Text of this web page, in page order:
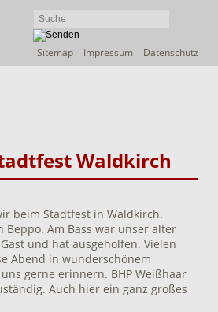
Navigation
Sitemap Impressum Datenschutz
Waldkirch
beim Stadtfest in Waldkirch.
Beppo. Am Bass war unser alter
und hat ausgeholfen. Vielen
Abend in wunderschönem
gerne erinnern. BHP Weißhaar
Auch hier ein ganz großes